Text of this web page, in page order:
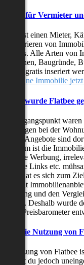
für Vermieter
suchst einen Mieter,
Inserieren von
Alle Arten von
Baugründe,
gratis inseriert
deine Immobilie
wurde Flatbee
Ausgangspunkt
bei der
alle Angebote sind
ist die
Werbung,
Links etc.
hat es sich zum
mit
und den
Deshalb wurde
Preisbarometer
die Nutzung von
Nutzung von Flatbee
du jedoch